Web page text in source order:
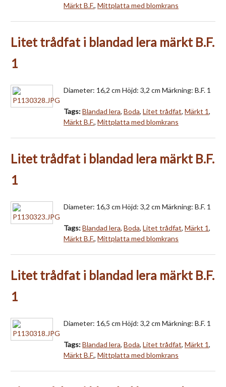
Märkt B.F., Mittplatta med blomkrans
Litet trådfat i blandad lera märkt B.F.
1
Diameter: 16,2 cm Höjd: 3,2 cm Märkning: B.F. 1
Tags:Blandad lera, Boda, Litet trådfat, Märkt 1,
Märkt B.F., Mittplatta med blomkrans
Litet trådfat i blandad lera märkt B.F.
1
Diameter: 16,3 cm Höjd: 3,2 cm Märkning: B.F. 1
Tags:Blandad lera, Boda, Litet trådfat, Märkt 1,
Märkt B.F., Mittplatta med blomkrans
Litet trådfat i blandad lera märkt B.F.
1
Diameter: 16,5 cm Höjd: 3,2 cm Märkning: B.F. 1
Tags:Blandad lera, Boda, Litet trådfat, Märkt 1,
Märkt B.F., Mittplatta med blomkrans